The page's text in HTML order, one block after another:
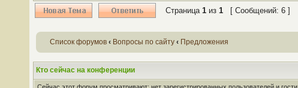
Страница 1 из 1 [ Сообщений: 6 ]
Список форумов ‹ Вопросы по сайту ‹ Предложения
Кто сейчас на конференции